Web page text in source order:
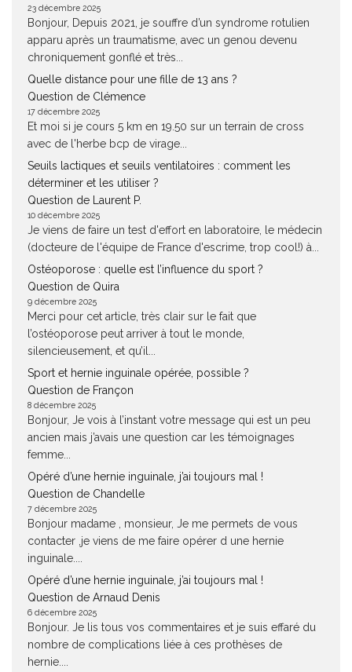
23 décembre 2025
Bonjour, Depuis 2021, je souffre d’un syndrome rotulien
apparu après un traumatisme, avec un genou devenu
chroniquement gonflé et très...
Quelle distance pour une fille de 13 ans ?
Question de Clémence
17 décembre 2025
Et moi si je cours 5 km en 19.50 sur un terrain de cross
avec de l'herbe bcp de virage...
Seuils lactiques et seuils ventilatoires : comment les
déterminer et les utiliser ?
Question de Laurent P.
10 décembre 2025
Je viens de faire un test d'effort en laboratoire, le médecin
(docteure de l'équipe de France d'escrime, trop cool!) à...
Ostéoporose : quelle est l’influence du sport ?
Question de Quira
9 décembre 2025
Merci pour cet article, très clair sur le fait que
l’ostéoporose peut arriver à tout le monde,
silencieusement, et qu’il...
Sport et hernie inguinale opérée, possible ?
Question de Françon
8 décembre 2025
Bonjour, Je vois à l’instant votre message qui est un peu
ancien mais j’avais une question car les témoignages
femme...
Opéré d’une hernie inguinale, j’ai toujours mal !
Question de Chandelle
7 décembre 2025
Bonjour madame , monsieur, Je me permets de vous
contacter ,je viens de me faire opérer d une hernie
inguinale....
Opéré d’une hernie inguinale, j’ai toujours mal !
Question de Arnaud Denis
6 décembre 2025
Bonjour. Je lis tous vos commentaires et je suis effaré du
nombre de complications liée à ces prothèses de
hernie....